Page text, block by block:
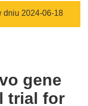
dniu 2024-06-18
gene
trial for